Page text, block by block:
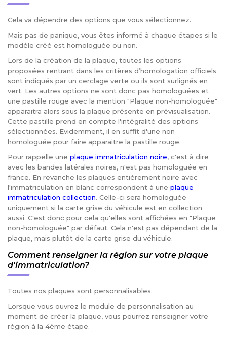
Cela va dépendre des options que vous sélectionnez.
Mais pas de panique, vous êtes informé à chaque étapes si le
modèle créé est homologuée ou non.
Lors de la création de la plaque, toutes les options
proposées rentrant dans les critères d’homologation officiels
sont indiqués par un cerclage verte ou ils sont surlignés en
vert. Les autres options ne sont donc pas homologuées et
une pastille rouge avec la mention "Plaque non-homologuée"
apparaitra alors sous la plaque présente en prévisualisation.
Cette pastille prend en compte l'intégralité des options
sélectionnées. Evidemment, il en suffit d'une non
homologuée pour faire apparaitre la pastille rouge.
Pour rappelle une plaque immatriculation noire, c'est à dire
avec les bandes latérales noires, n'est pas homologuée en
france. En revanche les plaques entièrement noire avec
l'immatriculation en blanc correspondent à une plaque
immatriculation collection. Celle-ci sera homologuée
uniquement si la carte grise du véhicule est en collection
aussi. C'est donc pour cela qu'elles sont affichées en "Plaque
non-homologuée" par défaut. Cela n'est pas dépendant de la
plaque, mais plutôt de la carte grise du véhicule.
Comment renseigner la région sur votre plaque
d'immatriculation?
Toutes nos plaques sont personnalisables.
Lorsque vous ouvrez le module de personnalisation au
moment de créer la plaque, vous pourrez renseigner votre
région à la 4ème étape.